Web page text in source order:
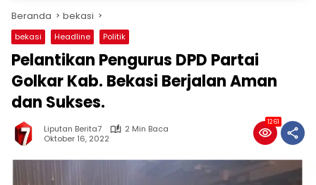
Beranda bekasi
bekasi Headline Politik
Pelantikan Pengurus DPD Partai
Golkar Kab. Bekasi Berjalan Aman
dan Sukses.
Liputan Berita7
2 Min Baca
Oktober 16, 2022
1261